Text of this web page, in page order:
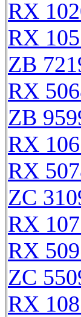
RX
RX
ZB
RX
ZB
RX
RX
ZC
RX
RX
ZC
RX